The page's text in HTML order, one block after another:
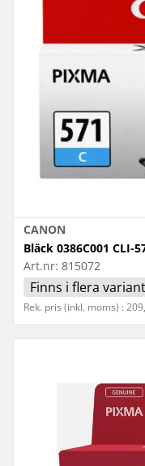
CANON
Bläck 0386C001 CLI-
Art.nr: 815072
Finns i flera
Rek. pris (inkl. moms) :